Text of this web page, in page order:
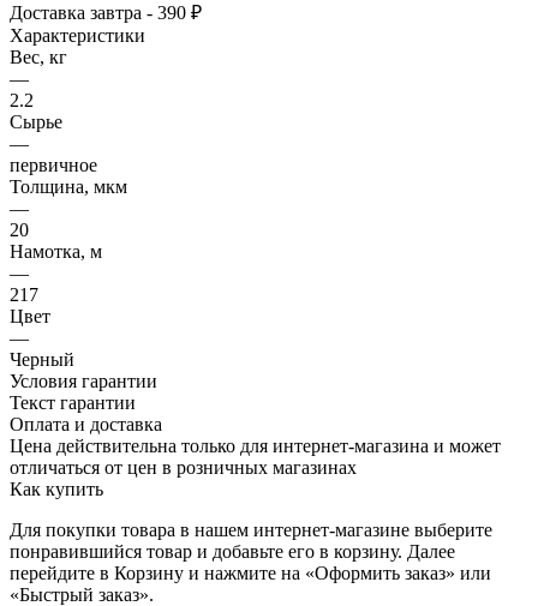
Доставка завтра - 390 ₽
Характеристики
Вес, кг
—
2.2
Сырье
—
первичное
Толщина, мкм
—
20
Намотка, м
—
217
Цвет
—
Черный
Условия гарантии
Текст гарантии
Оплата и доставка
Цена действительна только для интернет-магазина и может
отличаться от цен в розничных магазинах
Как купить
Для покупки товара в нашем интернет-магазине выберите
понравившийся товар и добавьте его в корзину. Далее
перейдите в Корзину и нажмите на «Оформить заказ» или
«Быстрый заказ».